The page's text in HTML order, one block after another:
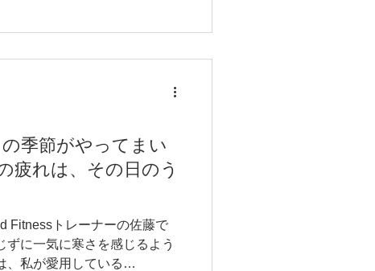
の季節がやってまい
疲れは、その日のう
Fitnessトレーナーの佐藤で
ずに一気に寒さを感じるよう
、私が愛用している